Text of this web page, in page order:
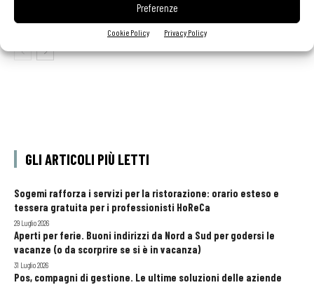
Preferenze
Cookie Policy Privacy Policy
GLI ARTICOLI PIÙ LETTI
Sogemi rafforza i servizi per la ristorazione: orario esteso e
tessera gratuita per i professionisti HoReCa
29 Luglio 2026
Aperti per ferie. Buoni indirizzi da Nord a Sud per godersi le
vacanze (o da scorprire se si è in vacanza)
31 Luglio 2026
Pos, compagni di gestione. Le ultime soluzioni delle aziende